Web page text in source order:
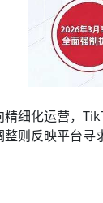
细化运营，
则反映平台寻